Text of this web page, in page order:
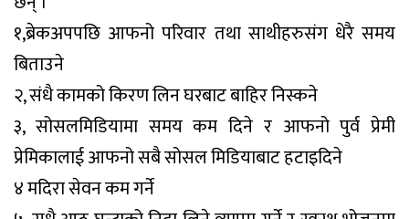
१,ब्रेकअपपछि आफनो परिवार तथा साथीहरुसंग धेरै समय
बिताउने
२, संधै कामको किरण लिन घरबाट बाहिर निस्कने
३, सोसलमिडियामा समय कम दिने र आफनो पुर्व प्रेमी
प्रेमिकालाई आफनो सबै सोसल मिडियाबाट हटाइदिने
४ मदिरा सेवन कम गर्ने